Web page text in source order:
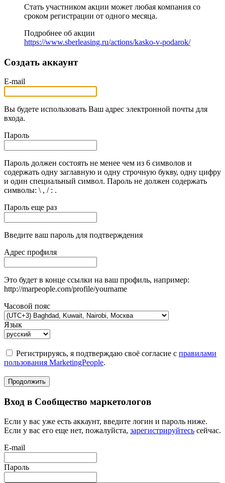
Стать участником акции может любая компания со
сроком регистрации от одного месяца.
Подробнее об акции
https://www.sberleasing.ru/actions/kasko-v-podarok/
Создать аккаунт
E-mail
Вы будете использовать Ваш адрес электронной почты для
входа.
Пароль
Пароль должен состоять не менее чем из 6 символов и
содержать одну заглавную и одну строчную букву, одну цифру
и один специальный символ. Пароль не должен содержать
символы: \ , / : .
Пароль еще раз
Введите ваш пароль для подтверждения
Адрес профиля
Это будет в конце ссылки на ваш профиль, например:
http://marpeople.com/profile/yourname
Часовой пояс
Язык
Регистрируясь, я подтверждаю своё согласие с правилами
пользования MarketingPeople.
Продолжить
Вход в Сообщество маркетологов
Если у вас уже есть аккаунт, введите логин и пароль ниже.
Если у вас его еще нет, пожалуйста, зарегистрируйтесь сейчас.
E-mail
Пароль